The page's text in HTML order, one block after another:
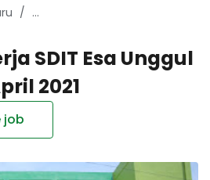
Lowongan Kerja Pekanbaru April
SDIT Esa Unggul
2021
job